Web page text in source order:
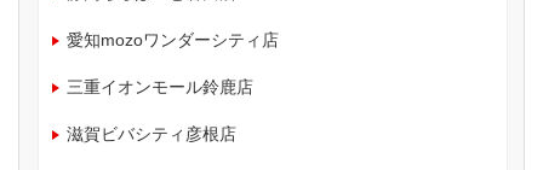
愛知mozoワンダーシティ店
三重イオンモール鈴鹿店
滋賀ビバシティ彦根店